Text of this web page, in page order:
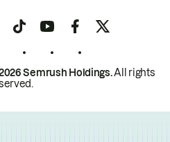
Semrush Holdings.All rights